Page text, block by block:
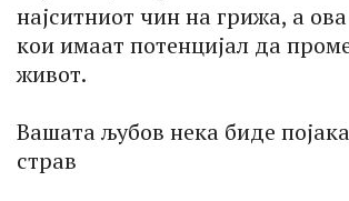
најситниот чин на грижа, а
кои имаат потенцијал да
живот.
Вашата љубов нека биде
страв